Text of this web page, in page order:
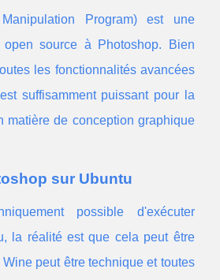
Program) est une
source à Photoshop. Bien
les fonctionnalités avancées
suffisamment puissant pour la
matière de conception graphique
sur Ubuntu
possible d'exécuter
la réalité est que cela peut être
peut être technique et toutes